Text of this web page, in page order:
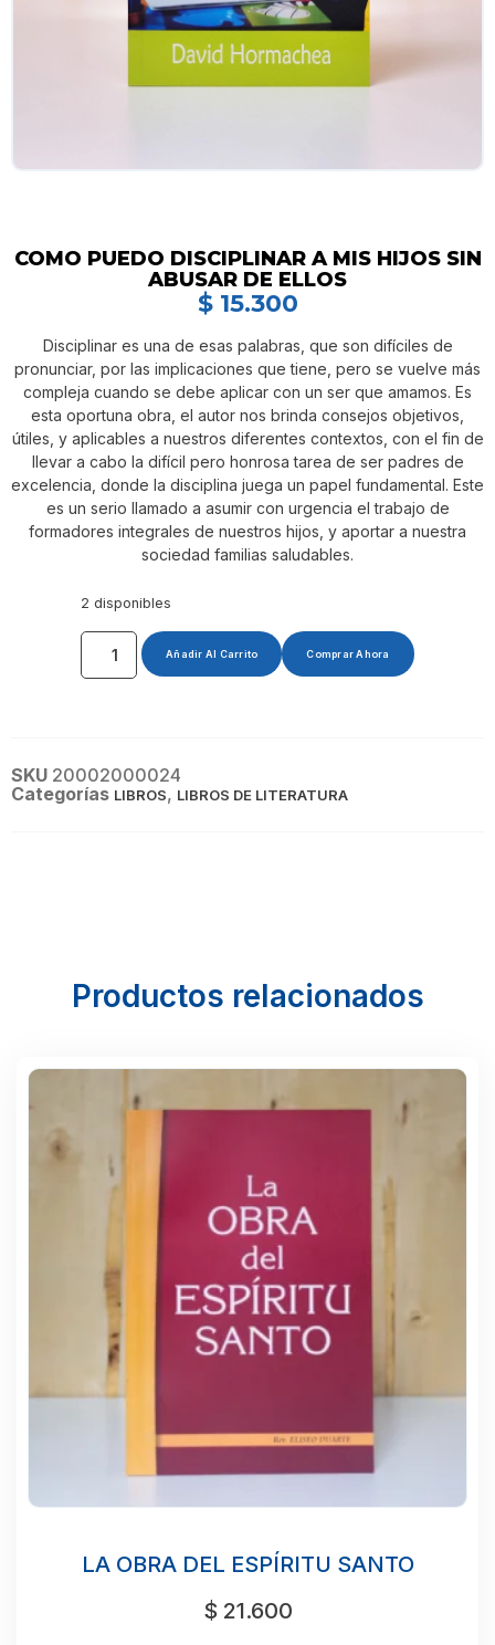
COMO PUEDO DISCIPLINAR A MIS HIJOS SIN
ABUSAR DE ELLOS
$15.300
Disciplinar es una de esas palabras, que son difíciles de
pronunciar, por las implicaciones que tiene, pero se vuelve más
compleja cuando se debe aplicar con un ser que amamos. Es
esta oportuna obra, el autor nos brinda consejos objetivos,
útiles, y aplicables a nuestros diferentes contextos, con el fin de
llevar a cabo la difícil pero honrosa tarea de ser padres de
excelencia, donde la disciplina juega un papel fundamental. Este
es un serio llamado a asumir con urgencia el trabajo de
formadores integrales de nuestros hijos, y aportar a nuestra
sociedad familias saludables.
2 disponibles
Añadir Al Carrito Comprar Ahora
SKU 20002000024
Categorías LIBROS, LIBROS DE LITERATURA
Productos relacionados
LA OBRA DEL ESPÍRITU SANTO
$ 21.600